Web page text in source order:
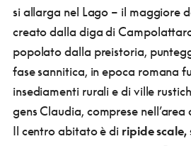
si allarga nel Lago – il maggiore
creato dalla diga di
popolato dalla preistoria,
fase sannitica, in epoca romana
insediamenti rurali e di ville
gens Claudia, comprese nell’area
Il centro abitato è di ripide